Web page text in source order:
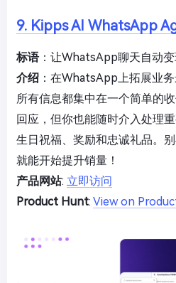
9. Kipps AI WhatsApp
标语：让WhatsApp聊天自动
介绍 ：在WhatsApp上拓展业
所有信息都集中在一个简单的
回应，但你也能随时介入处理
生日祝福、奖励和忠诚礼品。
就能开始提升销量！
产品网站: 立即访问
Product Hunt: View on